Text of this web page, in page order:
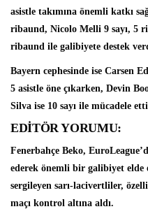
asistle takımına önemli katkı
ribaund, Nicolo Melli 9 sayı, 5
ribaund ile galibiyete destek
Bayern cephesinde ise Carsen
5 asistle öne çıkarken, Devin
Silva ise 10 sayı ile mücadele
EDİTÖR YORUMU:
Fenerbahçe Beko,
ederek önemli bir galibiyet elde
sergileyen sarı-lacivertliler,
maçı kontrol altına aldı.